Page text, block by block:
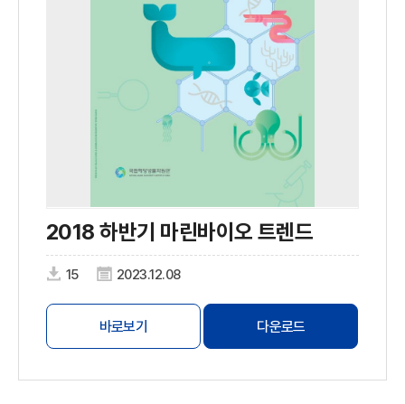
2018 하반기 마린바이오 트렌드
15 2023.12.08
바로보기 다운로드